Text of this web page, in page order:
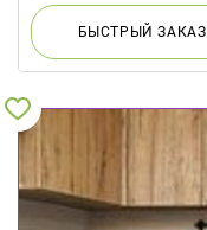
БЫСТРЫЙЗАКАЗ